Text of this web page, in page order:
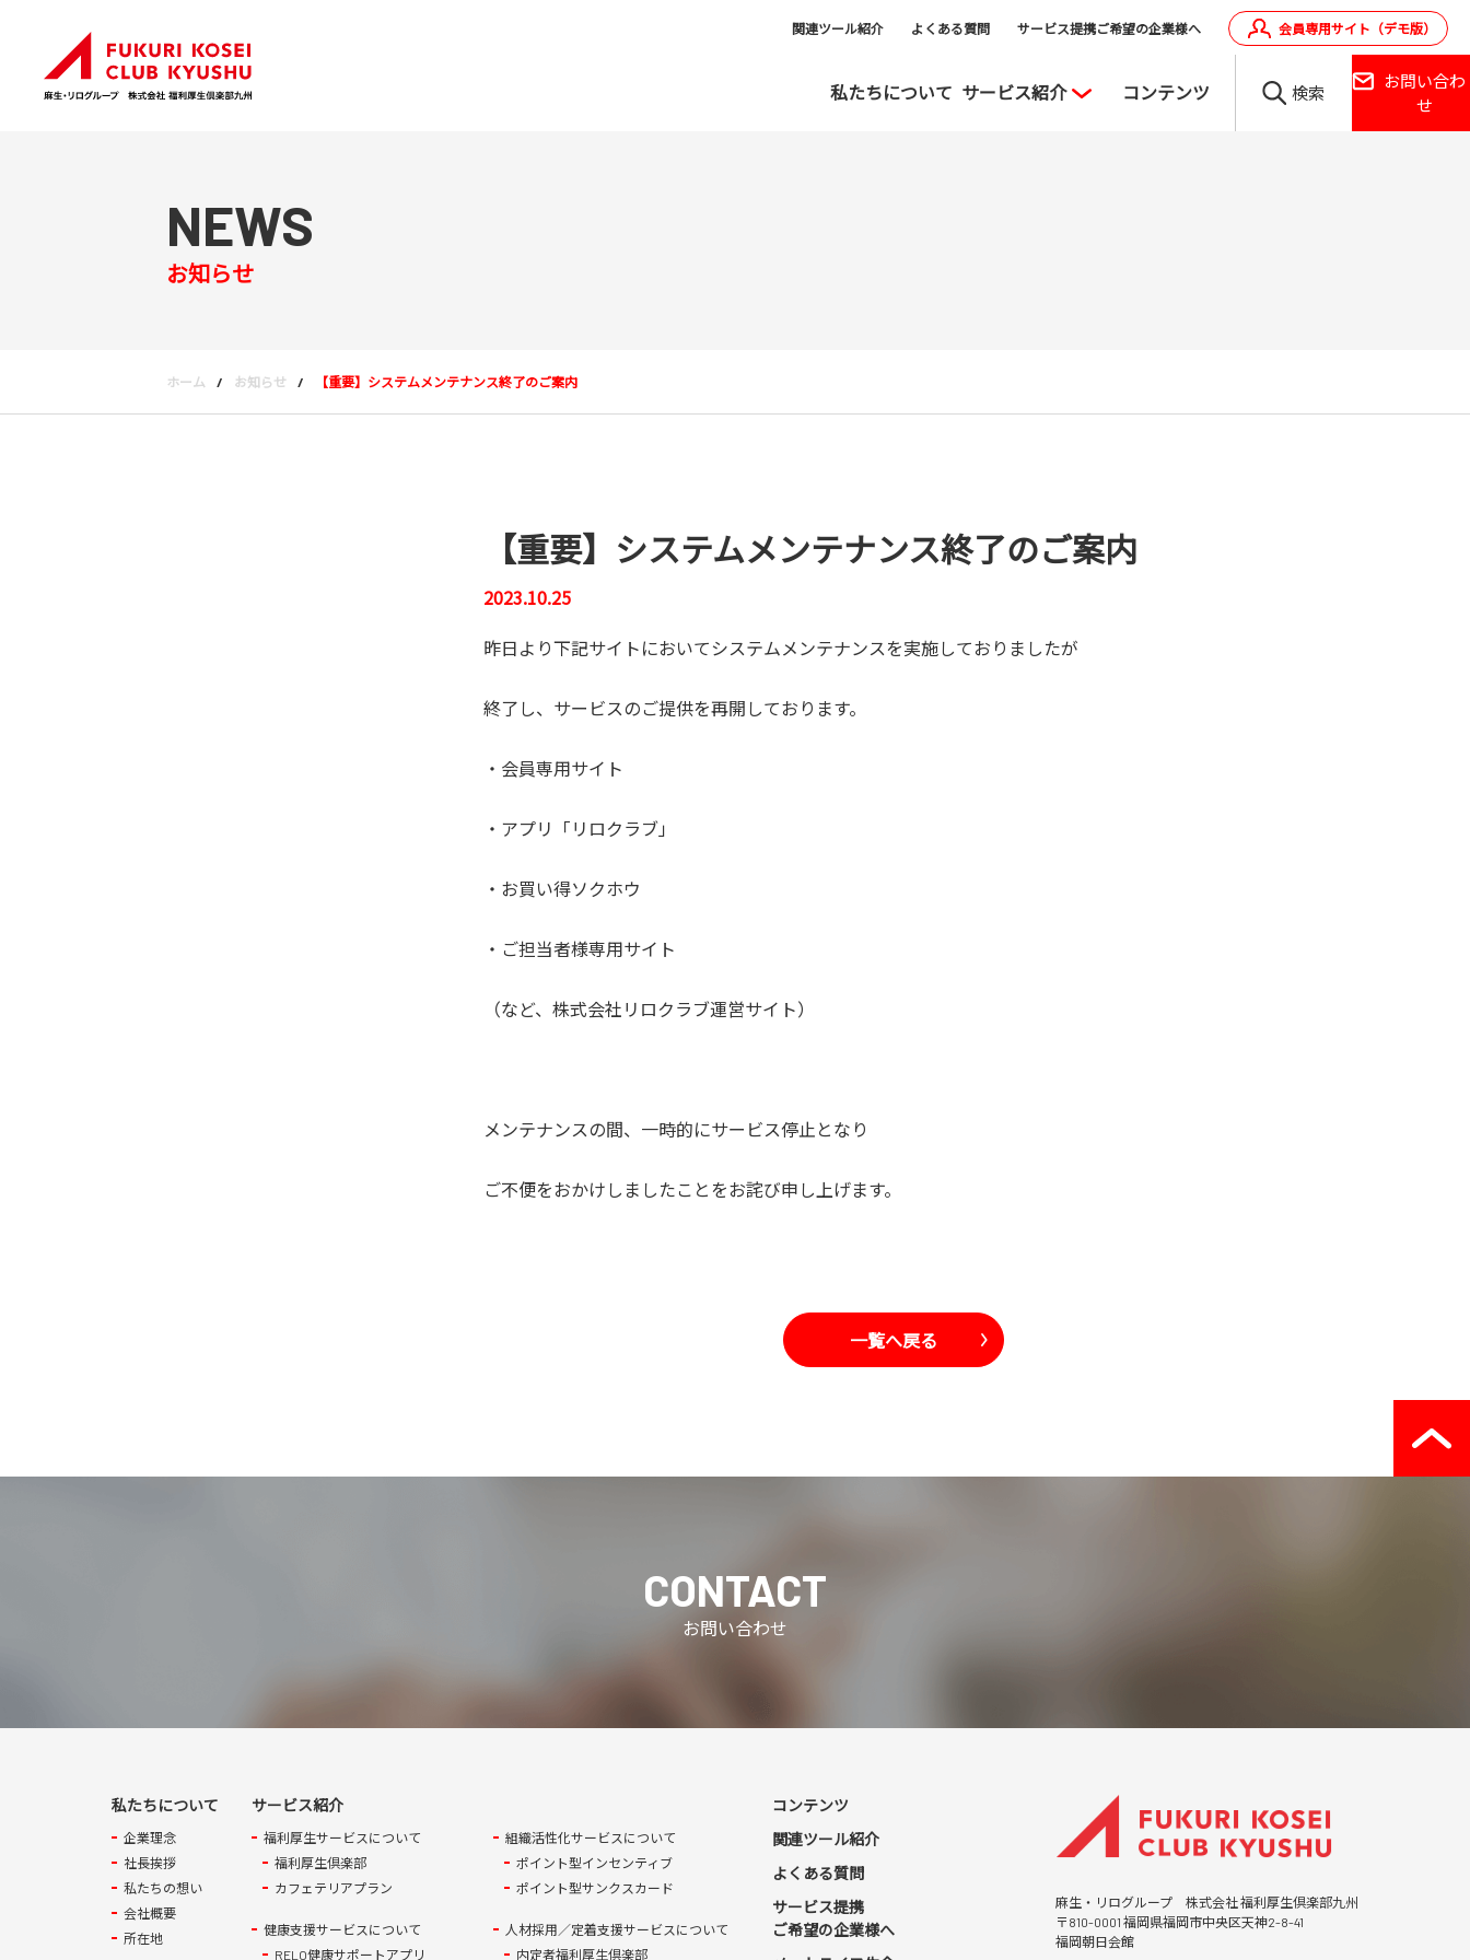
私たちについて サービス紹介 コンテンツ 検索
お問い合わ
せ
関連ツール紹介 よくある質問 サービス提携ご希望の企業様へ 会員専用サイト（デモ版）
NEWS
お知らせ
ホーム お知らせ 【重要】システムメンテナンス終了のご案内
【重要】システムメンテナンス終了のご案内
2023.10.25
昨日より下記サイトにおいてシステムメンテナンスを実施しておりましたが
終了し、サービスのご提供を再開しております。
・会員専用サイト
・アプリ「リロクラブ」
・お買い得ソクホウ
・ご担当者様専用サイト
（など、株式会社リロクラブ運営サイト）
メンテナンスの間、一時的にサービス停止となり
ご不便をおかけしましたことをお詫び申し上げます。
一覧へ戻る
CONTACT
お問い合わせ
私たちについて
企業理念
社長挨拶
私たちの想い
会社概要
所在地
サービス紹介
福利厚生サービスについて
福利厚生倶楽部
カフェテリアプラン
健康支援サービスについて
RELO健康サポートアプリ
組織活性化サービスについて
ポイント型インセンティブ
ポイント型サンクスカード
人材採用／定着支援サービスについて
内定者福利厚生倶楽部
コンテンツ
関連ツール紹介
よくある質問
サービス提携
ご希望の企業様へ
麻生・リログループ 株式会社 福利厚生倶楽部九州
〒810-0001 福岡県福岡市中央区天神2-8-41
福岡朝日会館